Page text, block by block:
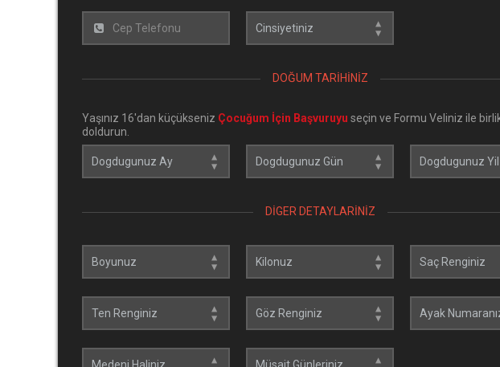
DOĞUM TARIHINIZ
Yaşınız 16'dan küçükseniz Çocuğum İçin Başvuruyu seçin ve Formu Veliniz ile
doldurun.
DIGER DETAYLARINIZ